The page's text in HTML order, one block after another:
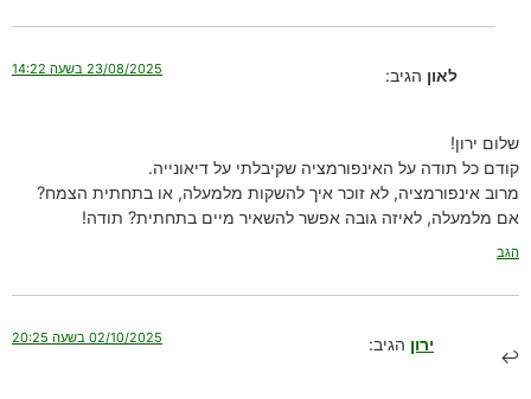
לאון הגיב: 23/08/2025 בשעה 14:22
שלום ירון!
קודם כל תודה על האינפורמציה שקיבלתי על דיאונייה.
מרוב אינפורמציה, לא זוכר איך להשקות מלמעלה, או בתחתית הצמח?
אם מלמעלה, לאיזה גובה אפשר להשאיר מיים בתחתית? תודה!
הגב
ירון הגיב: 02/10/2025 בשעה 20:25